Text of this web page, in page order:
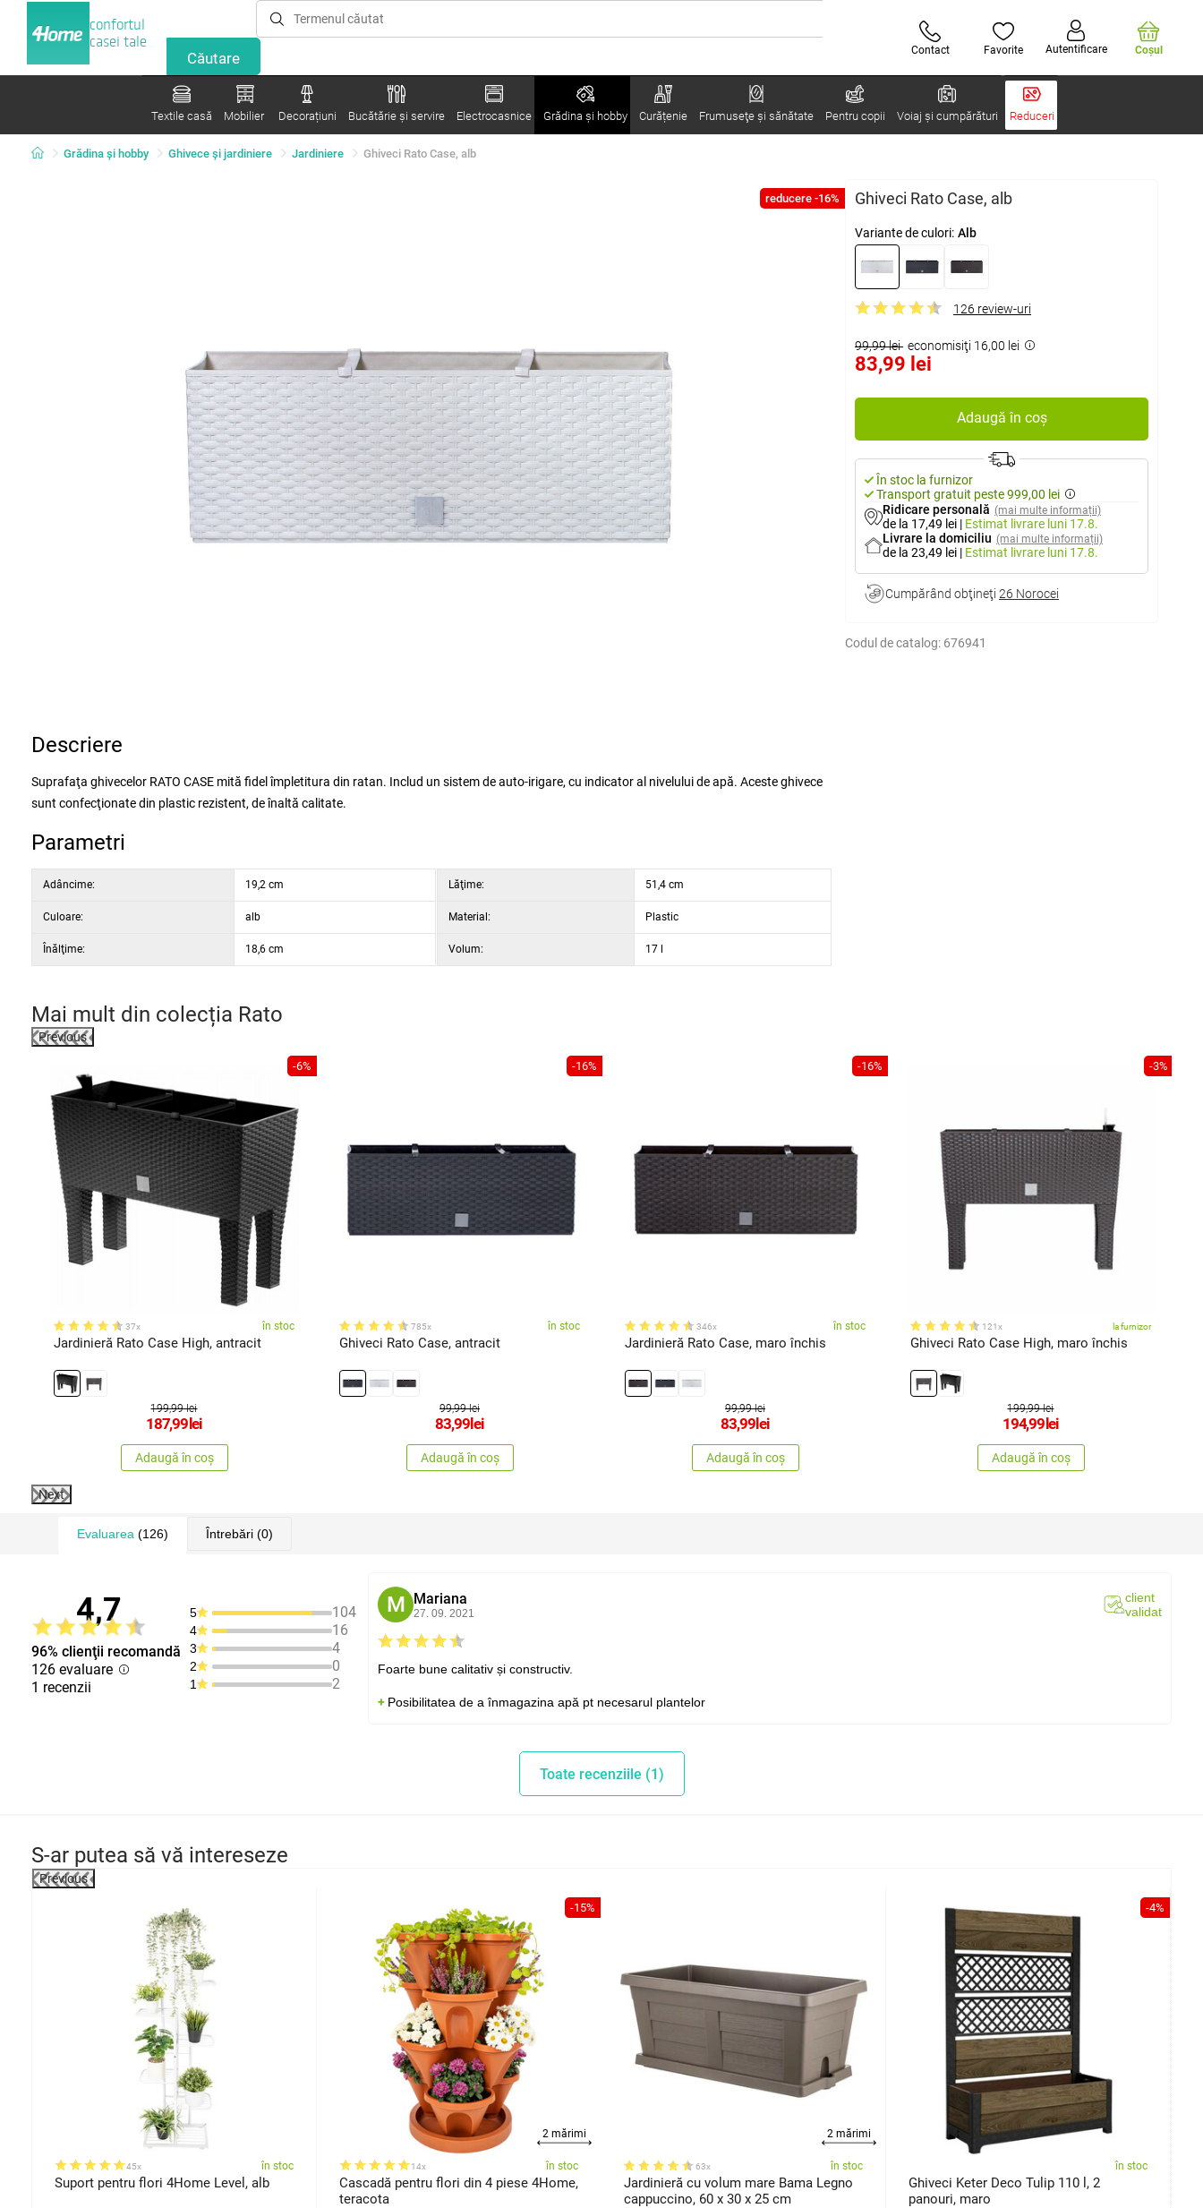
confortul
casei tale
Contact Favorite Autentificare Coşul
Textile casă Mobilier Decorațiuni Bucătărie și servire Electrocasnice Grădina şi hobby Curățenie Frumuseţe şi sănătate Pentru copii Voiaj și cumpărături Reduceri
Grădina şi hobby Ghivece și jardiniere Jardiniere Ghiveci Rato Case, alb
reducere -16% Ghiveci Rato Case, alb
Variante de culori: Alb
126 review-uri
99,99 lei economisiţi 16,00 lei
83,99 lei
Adaugă în coș
În stoc la furnizor
Transport gratuit peste 999,00 lei
Ridicare personală (mai multe informații)
de la 17,49 lei | Estimat livrare luni 17.8.
Livrare la domiciliu (mai multe informații)
de la 23,49 lei | Estimat livrare luni 17.8.
Cumpărând obţineţi 26 Norocei
Codul de catalog: 676941
Descriere
Suprafaţa ghivecelor RATO CASE mită fidel împletitura din ratan. Includ un sistem de auto-irigare, cu indicator al nivelului de apă. Aceste ghivece
sunt confecţionate din plastic rezistent, de înaltă calitate.
Parametri
Adâncime: 19,2 cm
Culoare: alb
Înălţime: 18,6 cm
Lăţime: 51,4 cm
Material: Plastic
Volum: 17 l
Mai mult din colecția Rato
Previous
-6%
37x în stoc
Jardinieră Rato Case High, antracit
199,99 lei
187,99lei
Adaugă în coș
-16%
785x în stoc
Ghiveci Rato Case, antracit
99,99 lei
83,99lei
Adaugă în coș
-16%
346x în stoc
Jardinieră Rato Case, maro închis
99,99 lei
83,99lei
Adaugă în coș
-3%
121x la furnizor
Ghiveci Rato Case High, maro închis
199,99 lei
194,99lei
Adaugă în coș
Next
Evaluarea (126) Întrebări (0)
4,7
96% clienţii recomandă
126 evaluare
1 recenzii
5 104
4 16
3 4
2 0
1 2
M Mariana
27. 09. 2021
client
validat
Foarte bune calitativ și constructiv.
Posibilitatea de a înmagazina apă pt necesarul plantelor
Toate recenziile (1)
S-ar putea să vă intereseze
Previous
45x în stoc
Suport pentru flori 4Home Level, alb
-15%
2 mărimi
14x în stoc
Cascadă pentru flori din 4 piese 4Home,
teracota
2 mărimi
63x în stoc
Jardinieră cu volum mare Bama Legno
cappuccino, 60 x 30 x 25 cm
-4%
în stoc
Ghiveci Keter Deco Tulip 110 l, 2
panouri, maro